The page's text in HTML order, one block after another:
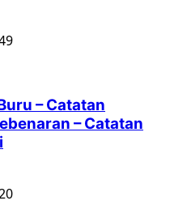
– Catatan
– Catatan